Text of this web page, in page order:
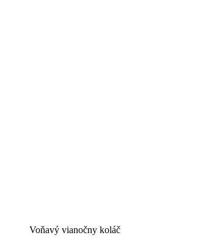
Voňavý vianočny koláč